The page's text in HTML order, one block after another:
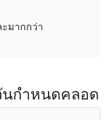
มากกว่า
กำหนดคลอด